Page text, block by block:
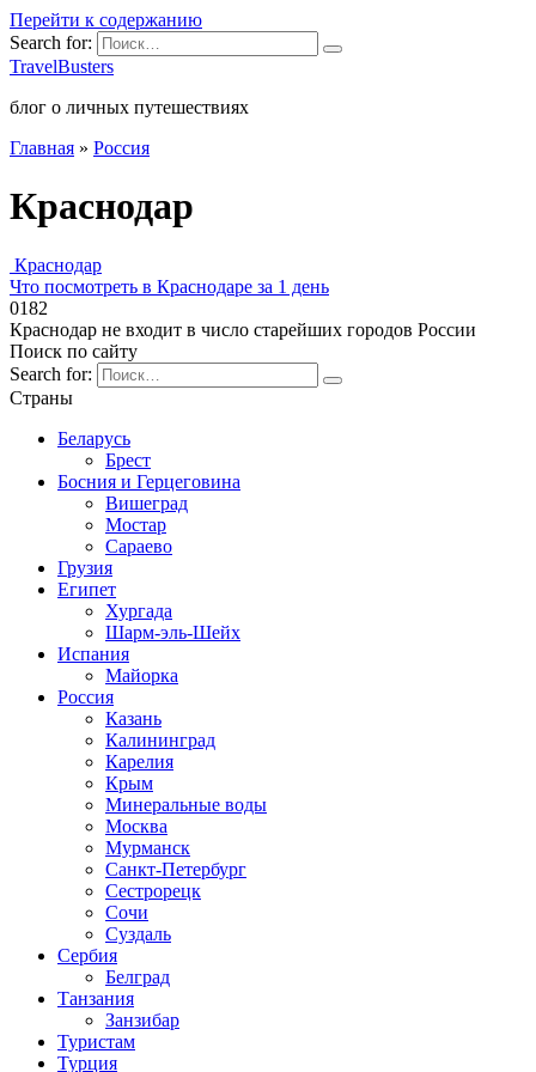
Перейти к содержанию
Search for:
TravelBusters
блог о личных путешествиях
Главная » Россия
Краснодар
Краснодар
Что посмотреть в Краснодаре за 1 день
0182
Краснодар не входит в число старейших городов России
Поиск по сайту
Search for:
Страны
Беларусь
Брест
Босния и Герцеговина
Вишеград
Мостар
Сараево
Грузия
Египет
Хургада
Шарм-эль-Шейх
Испания
Майорка
Россия
Казань
Калининград
Карелия
Крым
Минеральные воды
Москва
Мурманск
Санкт-Петербург
Сестрорецк
Сочи
Суздаль
Сербия
Белград
Танзания
Занзибар
Туристам
Турция